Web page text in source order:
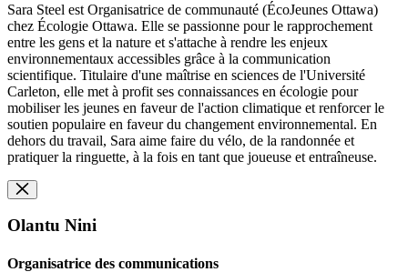
Sara Steel est Organisatrice de communauté (ÉcoJeunes Ottawa)
chez Écologie Ottawa. Elle se passionne pour le rapprochement
entre les gens et la nature et s'attache à rendre les enjeux
environnementaux accessibles grâce à la communication
scientifique. Titulaire d'une maîtrise en sciences de l'Université
Carleton, elle met à profit ses connaissances en écologie pour
mobiliser les jeunes en faveur de l'action climatique et renforcer le
soutien populaire en faveur du changement environnemental. En
dehors du travail, Sara aime faire du vélo, de la randonnée et
pratiquer la ringuette, à la fois en tant que joueuse et entraîneuse.
Olantu Nini
Organisatrice des communications